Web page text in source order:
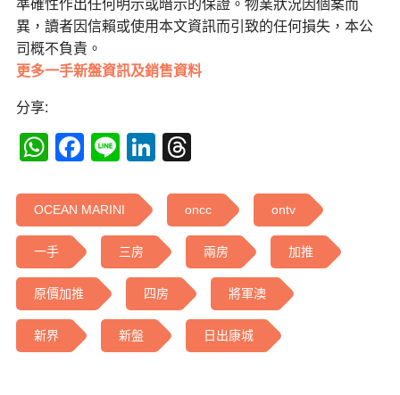
準確性作出任何明示或暗示的保證。物業狀況因個案而
異，讀者因信賴或使用本文資訊而引致的任何損失，本公
司概不負責。
更多一手新盤資訊及銷售資料
分享:
WhatsApp
Facebook
LineLinkedIn
OCEAN MARINI oncc ontv
一手 三房 兩房 加推
原價加推 四房 將軍澳
新界 新盤 日出康城